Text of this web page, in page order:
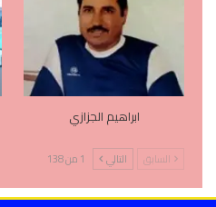
ابراهيم الجزازي
السابق التالي 1 من 138